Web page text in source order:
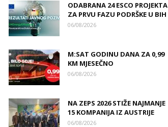
ODABRANA 24 ESCO PROJEKTA
ZA PRVU FAZU PODRŠKE U BIH
06/08/2026
M:SAT GODINU DANA ZA 0,99
KM MJESEČNO
06/08/2026
NA ZEPS 2026 STIŽE NAJMANJE
15 KOMPANIJA IZ AUSTRIJE
06/08/2026